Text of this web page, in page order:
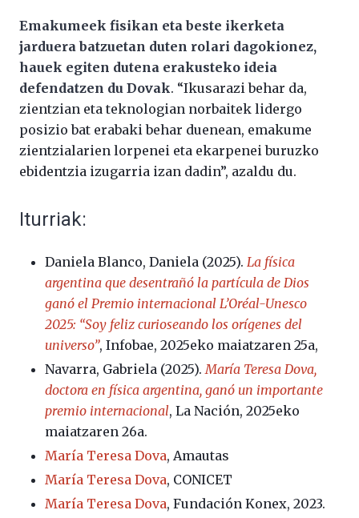
Emakumeek fisikan eta beste ikerketa
jarduera batzuetan duten rolari dagokionez,
hauek egiten dutena erakusteko ideia
defendatzen du Dovak. “Ikusarazi behar da,
zientzian eta teknologian norbaitek lidergo
posizio bat erabaki behar duenean, emakume
zientzialarien lorpenei eta ekarpenei buruzko
ebidentzia izugarria izan dadin”, azaldu du.
Iturriak:
Daniela Blanco, Daniela (2025). La física
argentina que desentrañó la partícula de Dios
ganó el Premio internacional L’Oréal-Unesco
2025: “Soy feliz curioseando los orígenes del
universo”, Infobae, 2025eko maiatzaren 25a,
Navarra, Gabriela (2025). María Teresa Dova,
doctora en física argentina, ganó un importante
premio internacional, La Nación, 2025eko
maiatzaren 26a.
María Teresa Dova, Amautas
María Teresa Dova, CONICET
María Teresa Dova, Fundación Konex, 2023.